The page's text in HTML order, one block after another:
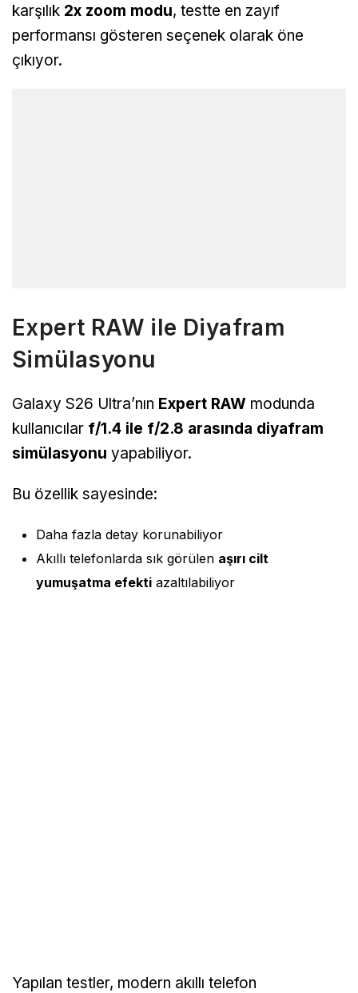
karşılık 2x zoom modu, testte en zayıf
performansı gösteren seçenek olarak öne
çıkıyor.
Expert RAW ile Diyafram
Simülasyonu
Galaxy S26 Ultra’nın Expert RAW modunda
kullanıcılar f/1.4 ile f/2.8 arasında diyafram
simülasyonu yapabiliyor.
Bu özellik sayesinde:
Daha fazla detay korunabiliyor
Akıllı telefonlarda sık görülen aşırı cilt
yumuşatma efekti azaltılabiliyor
Yapılan testler, modern akıllı telefon